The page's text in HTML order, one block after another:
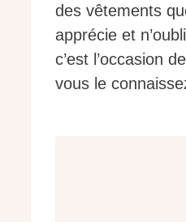
des vêtements
apprécie et
c’est l’occasion
vous le